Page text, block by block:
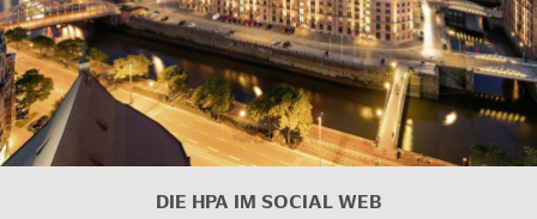
DIE HPA IM SOCIAL WEB